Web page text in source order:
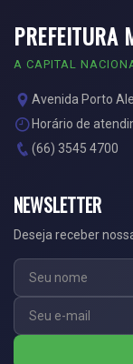
PREFEITURA
A CAPITAL
Avenida Porto
Horário de
(66) 3545 4700
NEWSLETTER
Deseja receber